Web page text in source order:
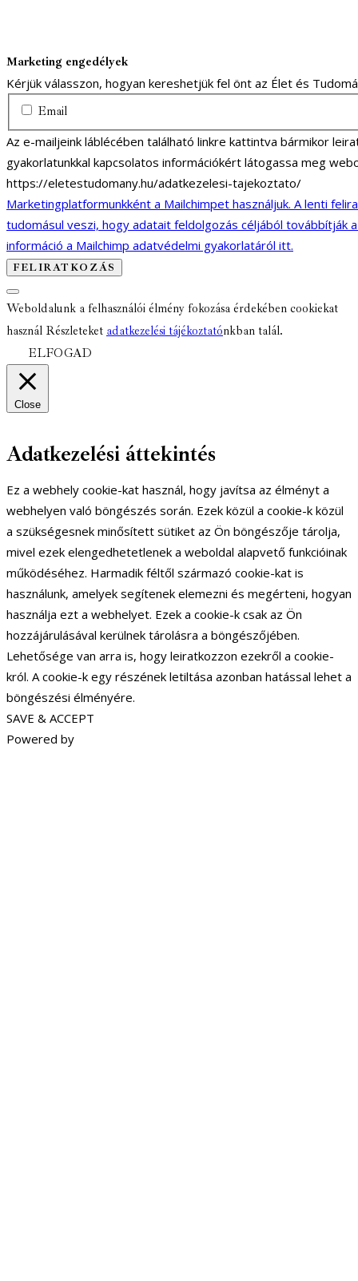
Marketing engedélyek
Kérjük válasszon, hogyan kereshetjük fel önt az Élet és
Email
Az e-mailjeink láblécében található linkre kattintva bármikor
gyakorlatunkkal kapcsolatos információkért látogassa meg
https://eletestudomany.hu/adatkezelesi-tajekoztato/
Marketingplatformunkként a Mailchimpet használjuk. A lenti
tudomásul veszi, hogy adatait feldolgozás céljából továbbítják
információ a Mailchimp adatvédelmi gyakorlatáról itt.
Weboldalunk a felhasználói élmény fokozása érdekében cookiekat
használ Részleteket adatkezelési tájékoztatónkban talál.
ELFOGAD
Close
Adatkezelési áttekintés
Ez a webhely cookie-kat használ, hogy javítsa az élményt a
webhelyen való böngészés során. Ezek közül a cookie-k közül
a szükségesnek minősített sütiket az Ön böngészője tárolja,
mivel ezek elengedhetetlenek a weboldal alapvető funkcióinak
működéséhez. Harmadik féltől származó cookie-kat is
használunk, amelyek segítenek elemezni és megérteni, hogyan
használja ezt a webhelyet. Ezek a cookie-k csak az Ön
hozzájárulásával kerülnek tárolásra a böngészőjében.
Lehetősége van arra is, hogy leiratkozzon ezekről a cookie-
król. A cookie-k egy részének letiltása azonban hatással lehet a
böngészési élményére.
SAVE & ACCEPT
Powered by